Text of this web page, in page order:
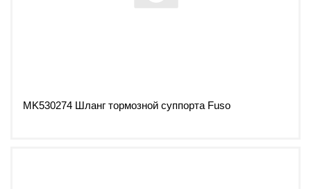
MK530274 Шланг тормозной суппорта Fuso